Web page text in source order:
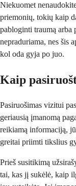
Niekuomet
priemonių, tokių kaip
pabloginti traumą arba
nepraduriama, nes šis
kol oda gyja po juo.
Kaip
Pasiruošimas vizitui
geriausią įmanomą
reikiamą informaciją,
greitai priimti tikslius
Prieš susitikimą
tai, kas jį sukėlė, kaip